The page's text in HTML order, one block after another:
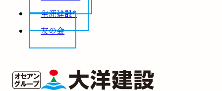
生涯建設®
友の会